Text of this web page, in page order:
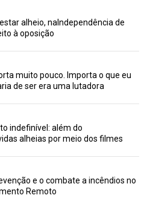
alheio, naIndependência de
à oposição
muito pouco. Importa o que eu
de ser era uma lutadora
indefinível: além do
alheias por meio dos filmes
e o combate a incêndios no
Remoto